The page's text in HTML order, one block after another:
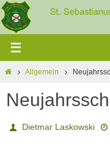
Zum
Inhalt
HomeAllgemein
Dietmar Laskowski